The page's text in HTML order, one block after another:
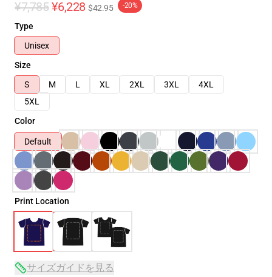
¥7,785 ¥6,228 $42.95 -20%
Type
Unisex
Size
S
M L XL 2XL 3XL
4XL
5XL
Color
Default
Print Location
サイズガイドを見る